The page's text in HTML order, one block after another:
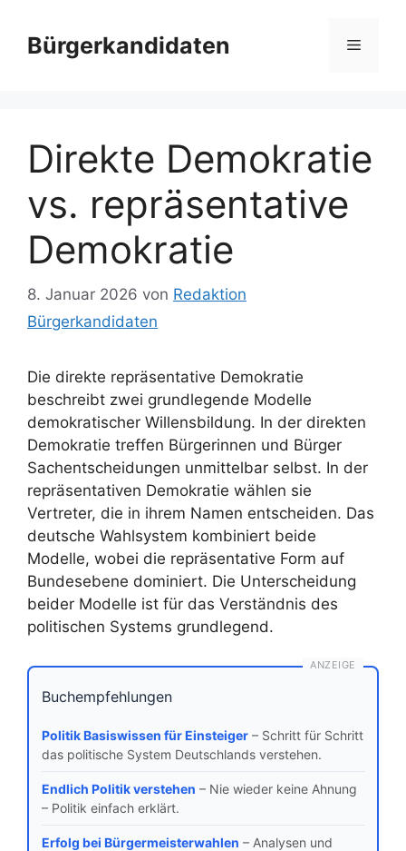
Inhalt
springen
Bürgerkandidaten Menü
Direkte Demokratie
vs. repräsentative
Demokratie
8. Januar 2026 von Redaktion
Bürgerkandidaten
Die direkte repräsentative Demokratie
beschreibt zwei grundlegende Modelle
demokratischer Willensbildung. In der direkten
Demokratie treffen Bürgerinnen und Bürger
Sachentscheidungen unmittelbar selbst. In der
repräsentativen Demokratie wählen sie
Vertreter, die in ihrem Namen entscheiden. Das
deutsche Wahlsystem kombiniert beide
Modelle, wobei die repräsentative Form auf
Bundesebene dominiert. Die Unterscheidung
beider Modelle ist für das Verständnis des
politischen Systems grundlegend.
ANZEIGE
Buchempfehlungen
Politik Basiswissen für Einsteiger– Schritt für Schritt
das politische System Deutschlands verstehen.
Endlich Politik verstehen – Nie wieder keine Ahnung
– Politik einfach erklärt.
Erfolg bei Bürgermeisterwahlen – Analysen und